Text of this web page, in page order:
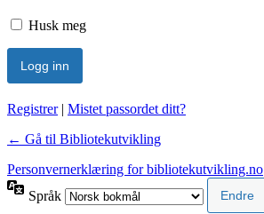
Husk meg
Registrer| Mistet passordet ditt?
← Gå til Bibliotekutvikling
Personvernerklæring for bibliotekutvikling.no
Språk